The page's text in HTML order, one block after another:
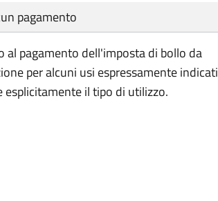
pagamento
al pagamento dell'imposta di bollo da
per alcuni usi espressamente indicati
il tipo di utilizzo.